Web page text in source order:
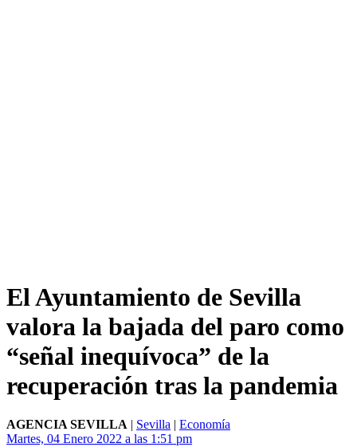
El Ayuntamiento de Sevilla
valora la bajada del paro como
“señal inequívoca” de la
recuperación tras la pandemia
AGENCIA SEVILLA | Sevilla | Economía
Martes, 04 Enero 2022 a las 1:51 pm